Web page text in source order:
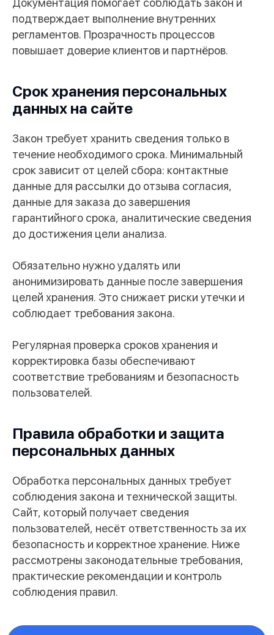
Документация помогает соблюдать закон и
подтверждает выполнение внутренних
регламентов. Прозрачность процессов
повышает доверие клиентов и партнёров.
Срок хранения персональных
данных на сайте
Закон требует хранить сведения только в
течение необходимого срока. Минимальный
срок зависит от целей сбора: контактные
данные для рассылки до отзыва согласия,
данные для заказа до завершения
гарантийного срока, аналитические сведения
до достижения цели анализа.
Обязательно нужно удалять или
анонимизировать данные после завершения
целей хранения. Это снижает риски утечки и
соблюдает требования закона.
Регулярная проверка сроков хранения и
корректировка базы обеспечивают
соответствие требованиям и безопасность
пользователей.
Правила обработки и защита
персональных данных
Обработка персональных данных требует
соблюдения закона и технической защиты.
Сайт, который получает сведения
пользователей, несёт ответственность за их
безопасность и корректное хранение. Ниже
рассмотрены законодательные требования,
практические рекомендации и контроль
соблюдения правил.